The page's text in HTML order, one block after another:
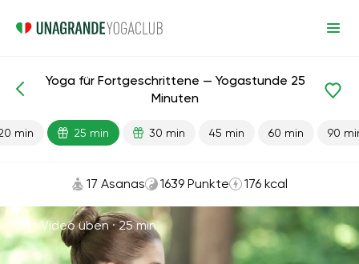
Fortschrittlich
Yoga für Fortgeschrittene — Yogastunde 25
Minuten
min 25 min 30 min 45 min 60 min 90
17 Asanas 1639 Punkte 176 kcal
Mit Video üben ·25 min